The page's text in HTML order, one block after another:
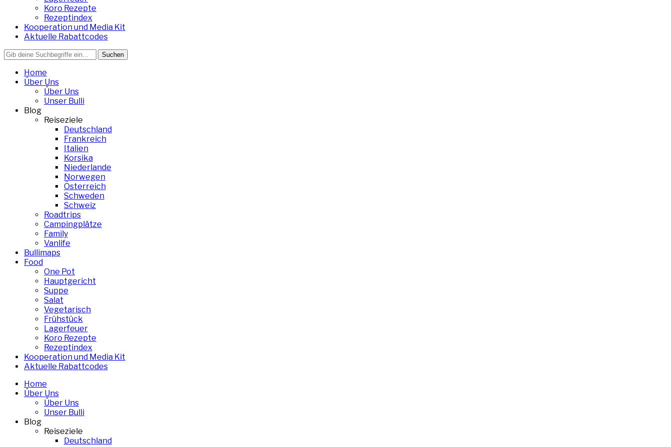
Koro Rezepte
Rezeptindex
Kooperation und Media Kit
Aktuelle Rabattcodes
Search
for:
Home
Über Uns
Über Uns
Unser Bulli
Blog
Reiseziele
Deutschland
Frankreich
Italien
Korsika
Niederlande
Norwegen
Österreich
Schweden
Schweiz
Roadtrips
Campingplätze
Family
Vanlife
Bullimaps
Food
One Pot
Hauptgericht
Suppe
Salat
Vegetarisch
Frühstück
Lagerfeuer
Koro Rezepte
Rezeptindex
Kooperation und Media Kit
Aktuelle Rabattcodes
Home
Über Uns
Über Uns
Unser Bulli
Blog
Reiseziele
Deutschland